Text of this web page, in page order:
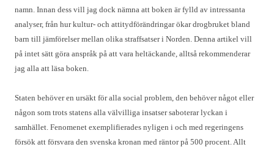
namn. Innan dess vill jag dock nämna att boken är fylld av intressanta
analyser, från hur kultur- och attitydförändringar ökar drogbruket bland
barn till jämförelser mellan olika straffsatser i Norden. Denna artikel vill
på intet sätt göra anspråk på att vara heltäckande, alltså rekommenderar
jag alla att läsa boken.
Staten behöver en ursäkt för alla social problem, den behöver något eller
någon som trots statens alla välvilliga insatser saboterar lyckan i
samhället. Fenomenet exemplifierades nyligen i och med regeringens
försök att försvara den svenska kronan med räntor på 500 procent. Allt